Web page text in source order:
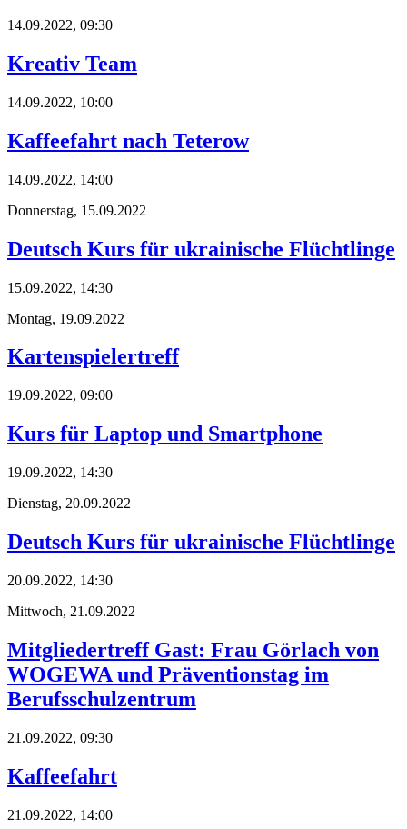
14.09.2022, 09:30
Kreativ Team
14.09.2022, 10:00
Kaffeefahrt nach Teterow
14.09.2022, 14:00
Donnerstag, 15.09.2022
Deutsch Kurs für ukrainische Flüchtlinge
15.09.2022, 14:30
Montag, 19.09.2022
Kartenspielertreff
19.09.2022, 09:00
Kurs für Laptop und Smartphone
19.09.2022, 14:30
Dienstag, 20.09.2022
Deutsch Kurs für ukrainische Flüchtlinge
20.09.2022, 14:30
Mittwoch, 21.09.2022
Mitgliedertreff Gast: Frau Görlach von
WOGEWA und Präventionstag im
Berufsschulzentrum
21.09.2022, 09:30
Kaffeefahrt
21.09.2022, 14:00